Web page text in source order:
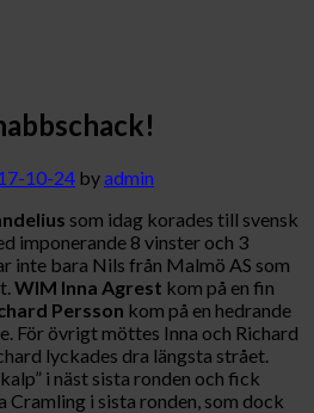
10-24 byadmin
som idag korades till svensk
imponerande 8 vinster och 3
inte bara Nils från Malmö AS som
WIM Inna Agrest kom på en fin
Persson kom på en hedrande
För övrigt möttes Inna och Richard
lyckades dra längsta strået.
i näst sista ronden och fick
Cramling i sista ronden, som dock